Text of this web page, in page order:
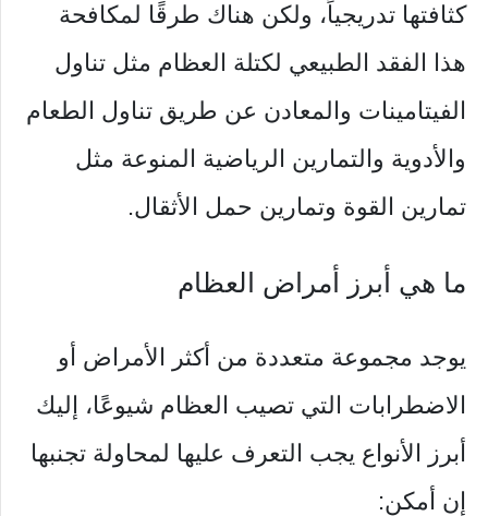
كثافتها تدريجياً، ولكن هناك طرقًا لمكافحة
هذا الفقد الطبيعي لكتلة العظام مثل تناول
الفيتامينات والمعادن عن طريق تناول الطعام
والأدوية والتمارين الرياضية المنوعة مثل
تمارين القوة وتمارين حمل الأثقال.
ما هي أبرز أمراض العظام
يوجد مجموعة متعددة من أكثر الأمراض أو
الاضطرابات التي تصيب العظام شيوعًا، إليك
أبرز الأنواع يجب التعرف عليها لمحاولة تجنبها
إن أمكن: